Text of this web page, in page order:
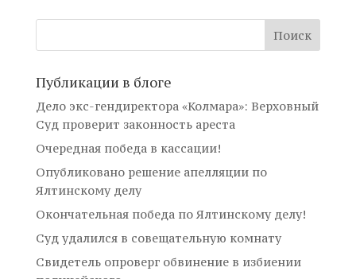
Публикации в блоге
Дело экс-гендиректора «Колмара»: Верховный
Суд проверит законность ареста
Очередная победа в кассации!
Опубликовано решение апелляции по
Ялтинскому делу
Окончательная победа по Ялтинскому делу!
Суд удалился в совещательную комнату
Свидетель опроверг обвинение в избиении